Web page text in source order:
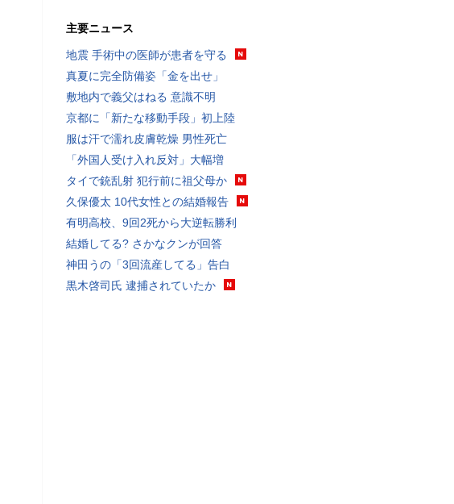
主要ニュース
地震 手術中の医師が患者を守る
真夏に完全防備姿「金を出せ」
敷地内で義父はねる 意識不明
京都に「新たな移動手段」初上陸
服は汗で濡れ皮膚乾燥 男性死亡
「外国人受け入れ反対」大幅増
タイで銃乱射 犯行前に祖父母か
久保優太 10代女性との結婚報告
有明高校、9回2死から大逆転勝利
結婚してる? さかなクンが回答
神田うの「3回流産してる」告白
黒木啓司氏 逮捕されていたか